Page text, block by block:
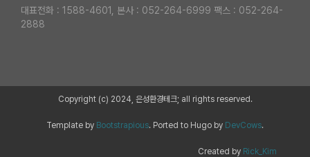
대표전화 : 1588-4601, 본사 : 052-264-6999 팩스 : 052-264-
2888
Copyright (c) 2024, 은성환경테크; all rights reserved.
Template by Bootstrapious. Ported to Hugo by DevCows.
Created by Rick_Kim